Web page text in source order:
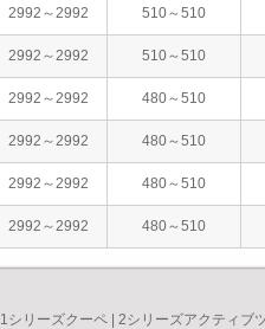
2992～2992 510～510
2992～2992 510～510
2992～2992 480～510
2992～2992 480～510
2992～2992 480～510
2992～2992 480～510
1シリーズクーペ
2シリーズアクティブ